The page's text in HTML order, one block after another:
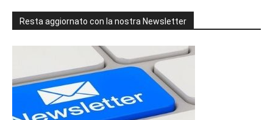
Resta aggiornato con la nostra Newsletter